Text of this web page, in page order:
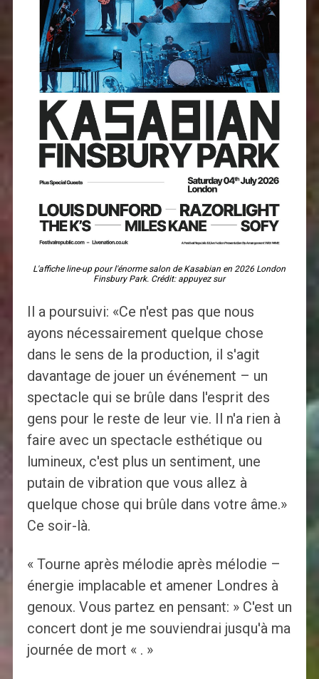
L'affiche line-up pour l'énorme salon de Kasabian en 2026 London
Finsbury Park. Crédit: appuyez sur
Il a poursuivi: «Ce n'est pas que nous
ayons nécessairement quelque chose
dans le sens de la production, il s'agit
davantage de jouer un événement – un
spectacle qui se brûle dans l'esprit des
gens pour le reste de leur vie. Il n'a rien à
faire avec un spectacle esthétique ou
lumineux, c'est plus un sentiment, une
putain de vibration que vous allez à
quelque chose qui brûle dans votre âme.»
Ce soir-là.
« Tourne après mélodie après mélodie –
énergie implacable et amener Londres à
genoux. Vous partez en pensant: » C'est un
concert dont je me souviendrai jusqu'à ma
journée de mort « . »